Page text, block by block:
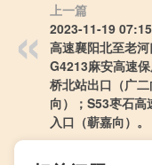
上一篇
2023-11-19
高速襄阳北至老
G4213麻安高速
桥北站出口（广
向）；S53枣石
入口（蕲嘉向）。 ​​​